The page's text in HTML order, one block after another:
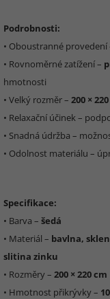
Podrobnosti:
• Oboustranné provedení
• Rovnoměrné zatížení –
hmotnosti
• Velký rozměr – 200 ×
• Relaxační účinek –
• Snadná údržba –
• Odolnost materiálu –
Specifikace:
• Barva – šedá
• Materiál – bavlna,
slitina zinku
• Rozměry – 200 × 220 cm
• Hmotnost přikrývky –